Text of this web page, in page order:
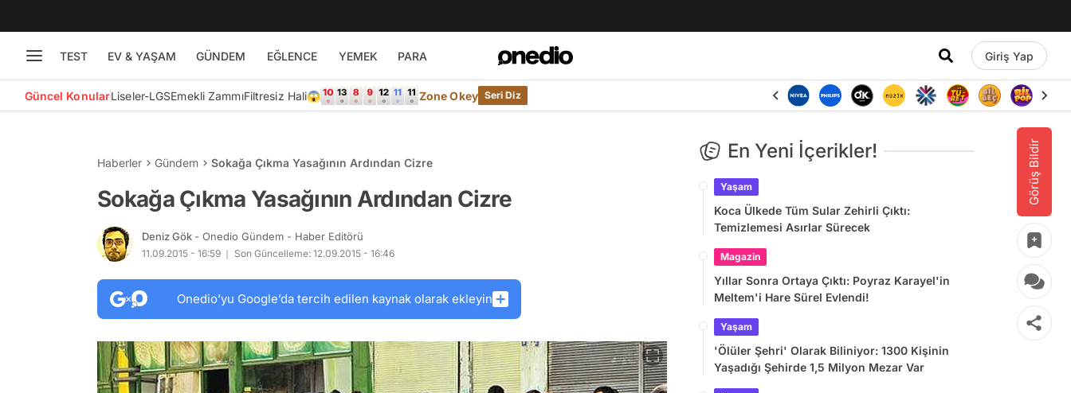
TEST EV & YAŞAM GÜNDEM EĞLENCE YEMEK PARA Giriş Yap
Güncel KonularLiseler-LGSEmekli ZammıFiltresiz Hali😱 Zone Okey Seri Diz
Görüş Bildir
Haberler Gündem Sokağa Çıkma Yasağının Ardından Cizre
Sokağa Çıkma Yasağının Ardından Cizre
Deniz Gök - Onedio Gündem - Haber Editörü
11.09.2015 - 16:59 Son Güncelleme: 12.09.2015 - 16:46
Onedio’yu Google’da tercih edilen kaynak olarak ekleyin
En Yeni İçerikler!
Yaşam
Koca Ülkede Tüm Sular Zehirli Çıktı:
Temizlemesi Asırlar Sürecek
Magazin
Yıllar Sonra Ortaya Çıktı: Poyraz Karayel'in
Meltem'i Hare Sürel Evlendi!
Yaşam
'Ölüler Şehri' Olarak Biliniyor: 1300 Kişinin
Yaşadığı Şehirde 1,5 Milyon Mezar Var